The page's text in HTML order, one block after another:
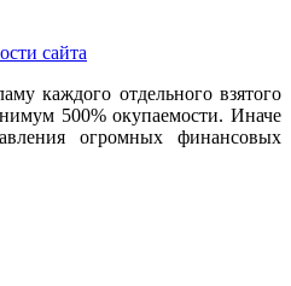
сайта
каждого отдельного взятого
500% окупаемости. Иначе
огромных финансовых